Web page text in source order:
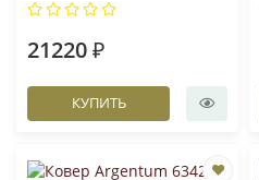
21220 ₽
КУПИТЬ